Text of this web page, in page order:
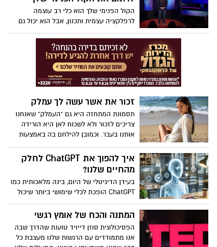
כיצד הרגעים המשפיעים ביותר שלו לא הגיעו
מנקודות אלא ממעשים קטנים ולא מוערכים
עדיפות ל"אנחנו" על פני "אני" יכול ליצור
מורשת מתמשכת, גם על המגרש וגם מחוצה
לו.
הקול הפנימי שלך הוא כלי רב עוצמה
לרפלקציה עצמית ותכנון, אבל הוא יכול גם
ללכוד אותך בלולאות מחשבה שליליות -
"פטפוט", כפי שמכנה זאת הפסיכולוג ומדען
המוח איתן קרוס. הוא חולק טיפים להרגעת
ההיבטים הפחות מועילים של הקול בתוך
הראש שלך, כמו גם כיצד לרתום את
הפטפוטים כדי להתגבר על הספק, לשפר את
זכור את אשר עשה לך עמלק
תסמונת המתחזה היא גם "העמלק" שאנחנו
צריכים לזכור ולא לשכוח לאן היא הורידה
אותנו בעבר. וכמובן להילחם בה באמצעות
איך להפוך את ChatGPT לחלק
מהחיים שלנו?
בעידן הדיגיטלי של היום, בינה מלאכותית כמו
ChatGPT הופכת לכלי שימושי ביותר שיכול
לשפר את חיי היומיום שלנו. בין אם מדובר
בסיוע בלימודים, תכנון משימות, יצירת תוכן,
ChatGPT כאן כדי לעזור. במאמר זה נבחן
כיצד ניתן לשלב את ChatGPT בחיי היומיום
המתנה והכח של אומץ רגשי
הפסיכולוגית סוזן דייויד טוענת שהדרך שבה
אנו מתמודדים עם הרגשות שלנו מעצבת כל